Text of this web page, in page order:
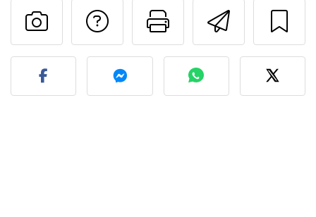
Imprimer
Poser une
Publier votre photo de